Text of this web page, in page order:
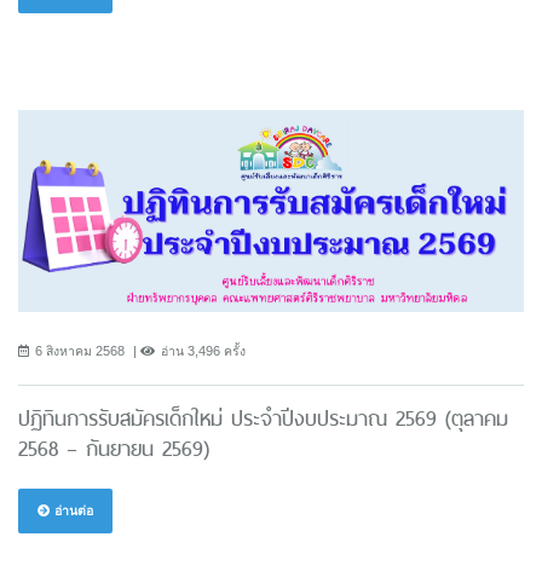
6 สิงหาคม 2568 อ่าน 3,496 ครั้ง
ปฏิทินการรับสมัครเด็กใหม่ ประจำปีงบประมาณ 2569 (ตุลาคม
2568 – กันยายน 2569)
อ่านต่อ